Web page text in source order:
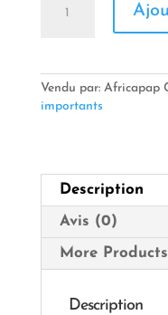
650VA/390W.
Line
3
Sorties
Vendu par: Africapap
importants
Description
Avis (0)
More Products
Description